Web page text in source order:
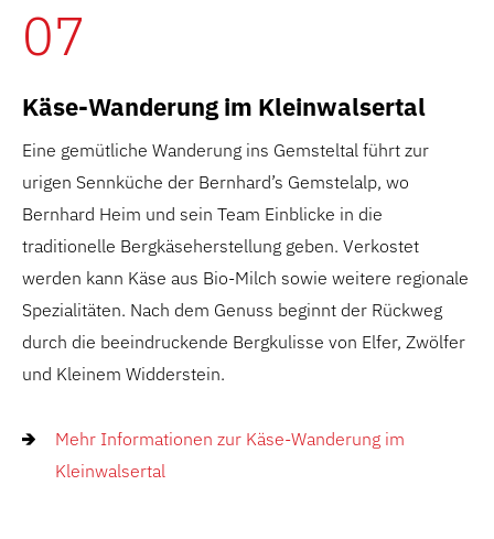
07
Käse-Wanderung im Kleinwalsertal
Eine gemütliche Wanderung ins Gemsteltal führt zur
urigen Sennküche der Bernhard’s Gemstelalp, wo
Bernhard Heim und sein Team Einblicke in die
traditionelle Bergkäseherstellung geben. Verkostet
werden kann Käse aus Bio-Milch sowie weitere regionale
Spezialitäten. Nach dem Genuss beginnt der Rückweg
durch die beeindruckende Bergkulisse von Elfer, Zwölfer
und Kleinem Widderstein.
Mehr Informationen zur Käse-Wanderung im
Kleinwalsertal